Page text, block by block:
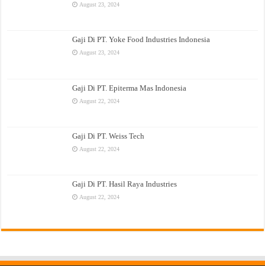
August 23, 2024
Gaji Di PT. Yoke Food Industries Indonesia
August 23, 2024
Gaji Di PT. Epiterma Mas Indonesia
August 22, 2024
Gaji Di PT. Weiss Tech
August 22, 2024
Gaji Di PT. Hasil Raya Industries
August 22, 2024